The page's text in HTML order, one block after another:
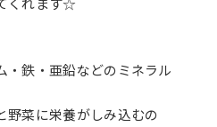
・鉄・亜鉛などのミネラル
野菜に栄養がしみ込むの